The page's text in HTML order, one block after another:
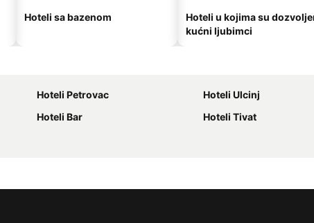
Hoteli sa bazenom
Hoteli u kojima su
kućni ljubimci
Hoteli Petrovac
Hoteli Ulcinj
Hoteli Bar
Hoteli Tivat